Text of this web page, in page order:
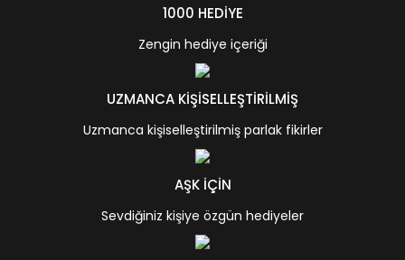
1000 HEDİYE
Zengin hediye içeriği
UZMANCA KİŞİSELLEŞTİRİLMİŞ
Uzmanca kişiselleştirilmiş parlak fikirler
AŞK İÇİN
Sevdiğiniz kişiye özgün hediyeler